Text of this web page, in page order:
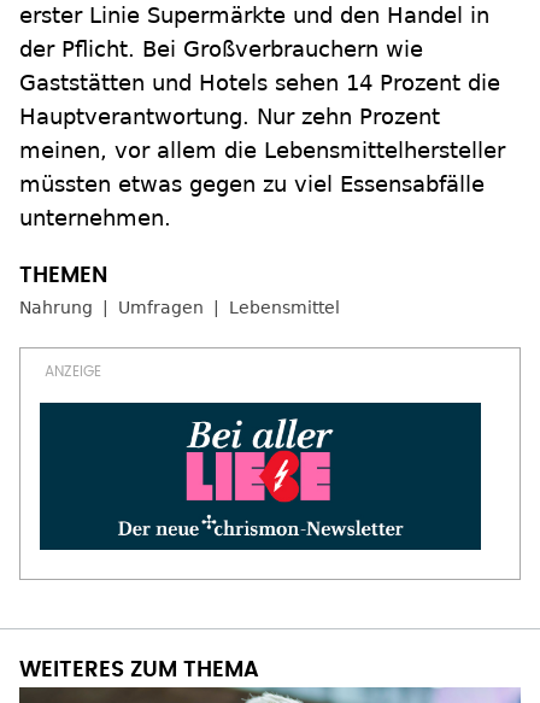
erster Linie Supermärkte und den Handel in
der Pflicht. Bei Großverbrauchern wie
Gaststätten und Hotels sehen 14 Prozent die
Hauptverantwortung. Nur zehn Prozent
meinen, vor allem die Lebensmittelhersteller
müssten etwas gegen zu viel Essensabfälle
unternehmen.
Nahrung Umfragen Lebensmittel
WEITERES ZUM THEMA